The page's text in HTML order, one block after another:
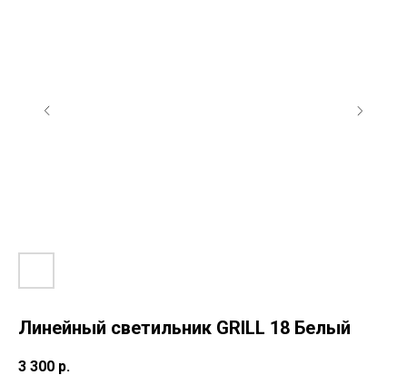
Линейный светильник GRILL 18 Белый
3 300 р.